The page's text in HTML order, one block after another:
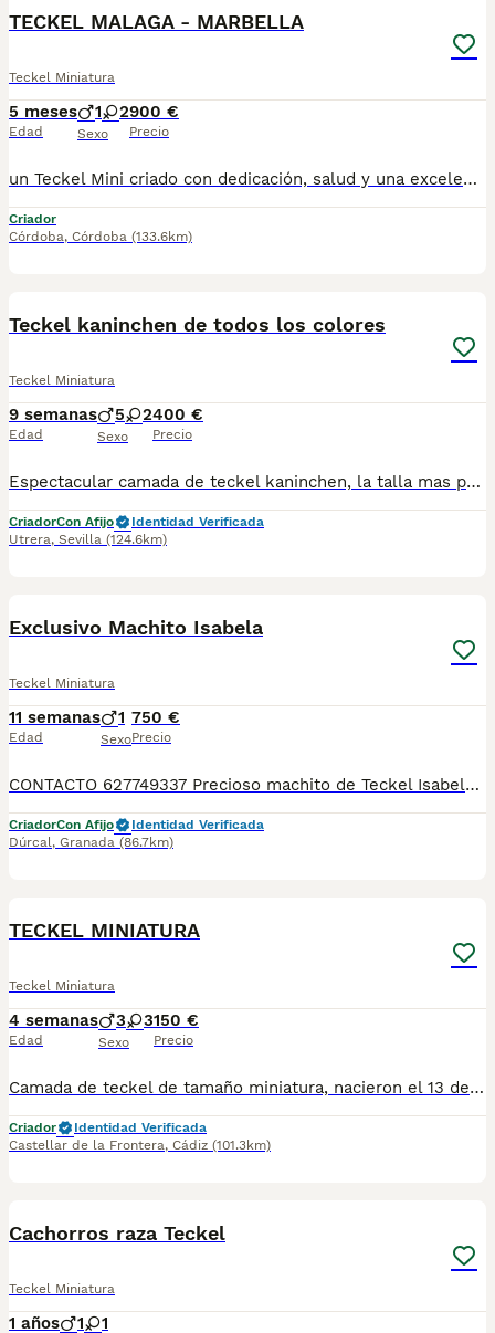
TECKEL MALAGA - MARBELLA
Teckel Miniatura
5 meses
Edad
1 2
Sexo
900 €
Precio
un Teckel Mini criado con dedicación, salud y una excelente socialización desde sus primeras semanas de vida, estaremos encantados de ayudarte. 🚚 Realizamos entregas en toda España, con especial frecuencia en Andalucía: Sevilla, Málaga, Cádiz, Córdoba, Granada, Jaén, Huelva y Almería. También entregamos habitualmente en Marbella, Jerez de la Frontera, Estepona, Fuengirola, Benalmádena, Mijas, Dos Hermanas y cualquier punto de España. Entrega 100% a contrarreembolso. No tendrás que adelantar el importe del cachorro. Lo recibirás en la puerta de tu casa mediante transporte especializado y podrás comprobar que todo está correcto antes de realizar el pago. Nuestros cachorros se entregan: ✅ Vacunados y desparasitados según su edad. ✅ Con microchip, cartilla veterinaria y documentación al día. ✅ Revisados veterinariamente antes de salir de nuestras instalaciones. ✅ Procedentes de excelentes líneas, seleccionadas por salud, carácter y morfología. ✅ Perfectamente socializados y acostumbrados al contacto diario con personas. ✅ Iniciados en el aprendizaje para hacer sus necesidades sobre empapador, facilitando su adaptación al nuevo hogar.670864332
Criador
Córdoba, Córdoba (133.6km)
Teckel kaninchen de todos los colores
Teckel Miniatura
9 semanas
Edad
5 2
Sexo
400 €
Precio
Espectacular camada de teckel kaninchen, la talla mas pequeña de la raza. Machos y hembras arlequín chocolate, chocolates y macho negro fuego. Precio desde 400€. Solo respondo al 667 45 21 49. Criados en ambiente familiar Y sociabilizados, se entregan con 60 dias , vacunas acordes a la edad de entrega, desparacitaciones, cartilla y revisión veterinaria.
CriadorCon Afijo
Identidad Verificada
Utrera, Sevilla (124.6km)
Exclusivo Machito Isabela
Teckel Miniatura
11 semanas
Edad
1
Sexo
750 €
Precio
CONTACTO 627749337 Precioso machito de Teckel Isabela, se entregan vacunados, desparasitados con su cartilla veterinaria. Criador profesional con afijo de la RSCE y FCI Centro de cria autorizado con núcleo zoológico Registro de criador autorizado
CriadorCon Afijo
Identidad Verificada
Dúrcal, Granada (86.7km)
TECKEL MINIATURA
Teckel Miniatura
4 semanas
Edad
3 3
Sexo
150 €
Precio
Camada de teckel de tamaño miniatura, nacieron el 13 de Julio, estarían disponible para reservarlos, una vez cumplan mes y medio/ dos meses se entregan con sus cartillas, vacunas y desparasitaciones. Si se quiere en la reserva ofrezco posibilidad de hacer contrato para dar seguridad y confianza al comprador. " EL PRECIO ES EL DE RESERVA " Más info. 621325499
Criador
Identidad Verificada
Castellar de la Frontera, Cádiz (101.3km)
Cachorros raza Teckel
Teckel Miniatura
1 años 1 1